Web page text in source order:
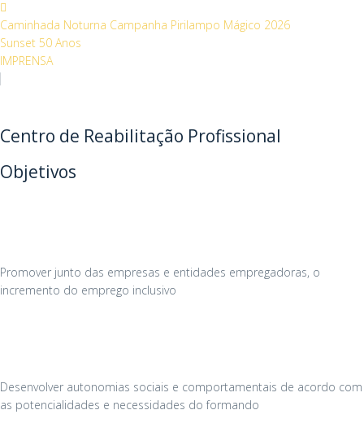
Caminhada Noturna Campanha Pirilampo Mágico 2026
Sunset 50 Anos
IMPRENSA
Centro de Reabilitação Profissional
Objetivos
Promover junto das empresas e entidades empregadoras, o
incremento do emprego inclusivo
Desenvolver autonomias sociais e comportamentais de acordo com
as potencialidades e necessidades do formando